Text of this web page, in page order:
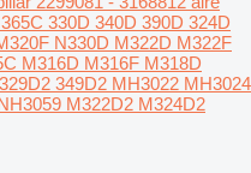
330D 340D 390D 324D
N330D M322D M322F
M316D M316F M318D
349D2 MH3022 MH3024
M322D2 M324D2